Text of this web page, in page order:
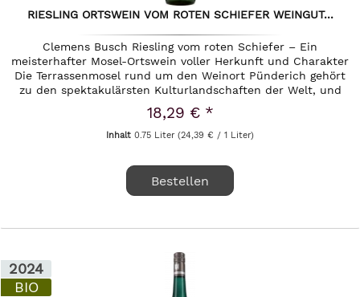
RIESLING ORTSWEIN VOM ROTEN SCHIEFER WEINGUT...
Clemens Busch Riesling vom roten Schiefer – Ein
meisterhafter Mosel-Ortswein voller Herkunft und Charakter
Die Terrassenmosel rund um den Weinort Pünderich gehört
zu den spektakulärsten Kulturlandschaften der Welt, und
mittendrin formt...
18,29 € *
Inhalt0.75 Liter(24,39 € / 1 Liter)
Bestellen
2024
BIO